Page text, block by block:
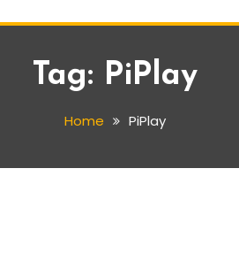
Tag: PiPlay
Home PiPlay